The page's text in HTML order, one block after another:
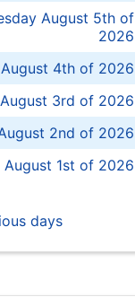
August 5th of
2026
4th of 2026
3rd of 2026
2nd of 2026
August 1st of 2026
days